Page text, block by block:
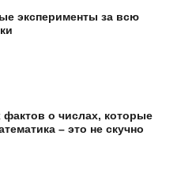
эксперименты за всю
фактов о числах, которые
– это не скучно